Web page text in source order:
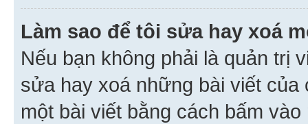
Làm sao để tôi sửa hay xoá
Nếu bạn không phải là quản trị
sửa hay xoá những bài viết
một bài viết bằng cách bấm